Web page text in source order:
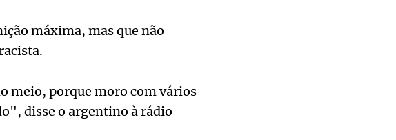
máxima, mas que não
meio, porque moro com vários
disse o argentino à rádio